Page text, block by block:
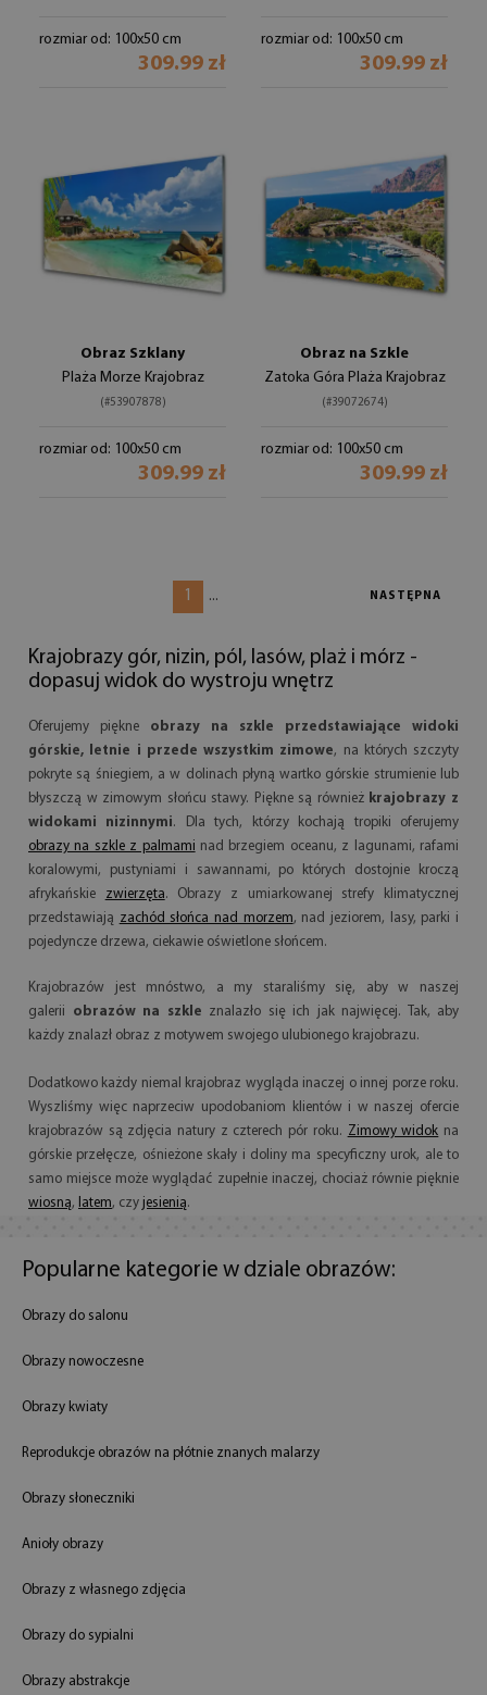
rozmiar od: 100x50 cm
309.99 zł
rozmiar od: 100x50 cm
309.99 zł
Obraz Szklany
Plaża Morze Krajobraz
(#53907878)
rozmiar od: 100x50 cm
309.99 zł
Obraz na Szkle
Zatoka Góra Plaża Krajobraz
(#39072674)
rozmiar od: 100x50 cm
309.99 zł
1 ... NASTĘPNA
Krajobrazy gór, nizin, pól, lasów, plaż i mórz -
dopasuj widok do wystroju wnętrz
Oferujemy piękne obrazy na szkle przedstawiające widoki
górskie, letnie i przede wszystkim zimowe, na których szczyty
pokryte są śniegiem, a w dolinach płyną wartko górskie strumienie lub
błyszczą w zimowym słońcu stawy. Piękne są również krajobrazy z
widokami nizinnymi. Dla tych, którzy kochają tropiki oferujemy
obrazy na szkle z palmami nad brzegiem oceanu, z lagunami, rafami
koralowymi, pustyniami i sawannami, po których dostojnie kroczą
afrykańskie
zwierzęta. Obrazy z umiarkowanej strefy klimatycznej
przedstawiają zachód słońca nad morzem, nad jeziorem, lasy, parki i
pojedyncze drzewa, ciekawie oświetlone słońcem.
Krajobrazów jest mnóstwo, a my staraliśmy się, aby w naszej
galerii
obrazów na szkle znalazło się ich jak najwięcej. Tak, aby
każdy znalazł obraz z motywem swojego ulubionego krajobrazu.
Dodatkowo każdy niemal krajobraz wygląda inaczej o innej porze roku.
Wyszliśmy więc naprzeciw upodobaniom klientów i w naszej ofercie
krajobrazów są zdjęcia natury z czterech pór roku. Zimowy widok na
górskie przełęcze, ośnieżone skały i doliny ma specyficzny urok, ale to
samo miejsce może wyglądać zupełnie inaczej, chociaż równie pięknie
wiosną, latem, czy jesienią.
Popularne kategorie w dziale obrazów:
Obrazy do salonu
Obrazy nowoczesne
Obrazy kwiaty
Reprodukcje obrazów na płótnie znanych malarzy
Obrazy słoneczniki
Anioły obrazy
Obrazy z własnego zdjęcia
Obrazy do sypialni
Obrazy abstrakcje